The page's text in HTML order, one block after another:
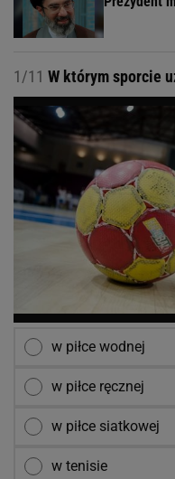
1/11 W którym sporcie
w piłce wodnej
w piłce ręcznej
w piłce siatkowej
w tenisie